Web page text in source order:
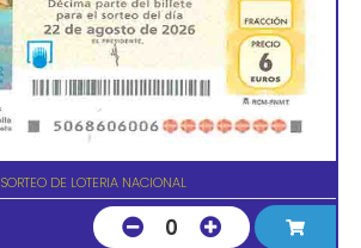
SORTEO DE LOTERIA NACIONAL
0